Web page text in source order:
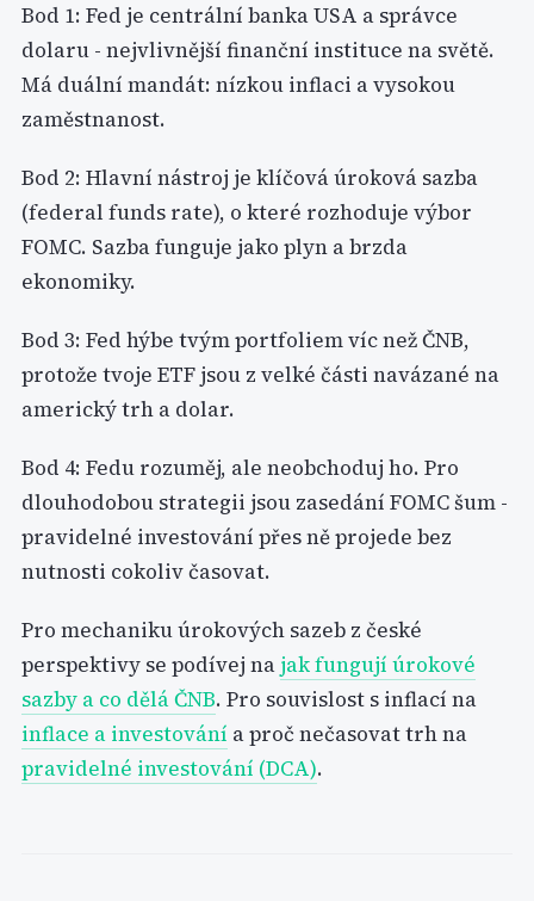
Bod 1: Fed je centrální banka USA a správce
dolaru - nejvlivnější finanční instituce na světě.
Má duální mandát: nízkou inflaci a vysokou
zaměstnanost.
Bod 2: Hlavní nástroj je klíčová úroková sazba
(federal funds rate), o které rozhoduje výbor
FOMC. Sazba funguje jako plyn a brzda
ekonomiky.
Bod 3: Fed hýbe tvým portfoliem víc než ČNB,
protože tvoje ETF jsou z velké části navázané na
americký trh a dolar.
Bod 4: Fedu rozuměj, ale neobchoduj ho. Pro
dlouhodobou strategii jsou zasedání FOMC šum -
pravidelné investování přes ně projede bez
nutnosti cokoliv časovat.
Pro mechaniku úrokových sazeb z české
perspektivy se podívej na jak fungují úrokové
sazby a co dělá ČNB. Pro souvislost s inflací na
inflace a investování a proč nečasovat trh na
pravidelné investování (DCA).